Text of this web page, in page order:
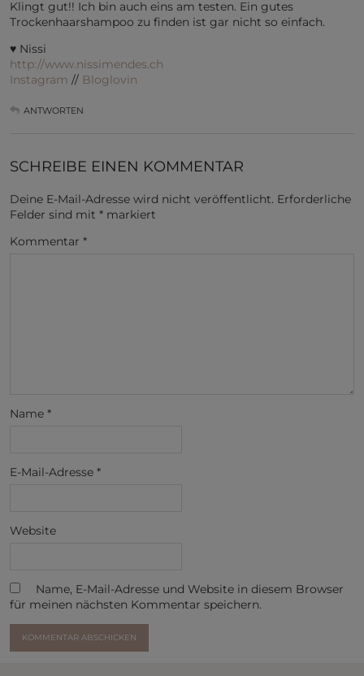
Klingt gut!! Ich bin auch eins am testen. Ein gutes
Trockenhaarshampoo zu finden ist gar nicht so einfach.
♥ Nissi
http://www.nissimendes.ch
Instagram // Bloglovin
ANTWORTEN
SCHREIBE EINEN KOMMENTAR
Deine E-Mail-Adresse wird nicht veröffentlicht. Erforderliche
Felder sind mit * markiert
Kommentar *
Name *
E-Mail-Adresse *
Website
Name, E-Mail-Adresse und Website in diesem Browser
für meinen nächsten Kommentar speichern.